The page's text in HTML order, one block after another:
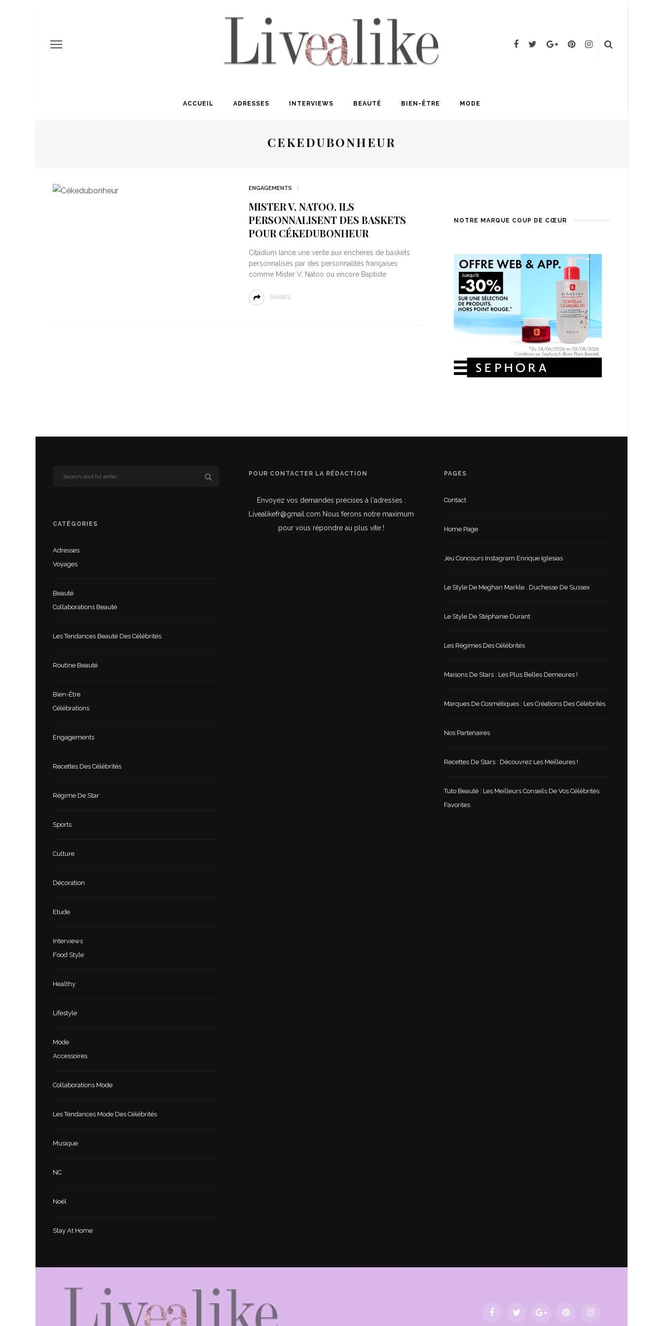
ACCUEIL ADRESSES INTERVIEWS BEAUTÉ BIEN-ÊTRE MODE
CEKEDUBONHEUR
ENGAGEMENTS
MISTER V, NATOO, ILS
PERSONNALISENT DES BASKETS
POUR CÉKEDUBONHEUR
Citadium lance une vente aux enchères de baskets
personnalisés par des personnalités françaises
comme Mister V, Natoo ou encore Baptiste
SHARES
NOTRE MARQUE COUP DE CŒUR
CATÉGORIES
Adresses
Voyages
Beauté
Collaborations Beauté
Les Tendances Beauté Des Célébrités
Routine Beauté
Bien-Être
Célébrations
Engagements
Recettes Des Célébrités
Régime De Star
Sports
Culture
Décoration
Etude
Interviews
Food Style
Healthy
Lifestyle
Mode
Accessoires
Collaborations Mode
Les Tendances Mode Des Célébrités
Musique
NC
Noël
Stay At Home
POUR CONTACTER LA RÉDACTION
Envoyez vos demandes précises à l'adresses :
Livealikefr@gmail.com Nous ferons notre maximum
pour vous répondre au plus vite !
PAGES
Contact
Home Page
Jeu Concours Instagram Enrique Iglesias
Le Style De Meghan Markle , Duchesse De Sussex
Le Style De Stéphanie Durant
Les Régimes Des Célébrités
Maisons De Stars : Les Plus Belles Demeures !
Marques De Cosmétiques : Les Créations Des Célébrités
Nos Partenaires
Recettes De Stars : Découvrez Les Meilleures !
Tuto Beauté : Les Meilleurs Conseils De Vos Célébrités
Favorites